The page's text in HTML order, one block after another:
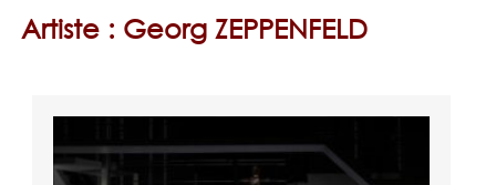
Artiste : Georg ZEPPENFELD